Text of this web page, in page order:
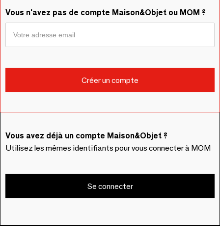
Vous n'avez pas de compte Maison&Objet ou MOM ?
Vous avez déjà un compte Maison&Objet ?
Utilisez les mêmes identifiants pour vous connecter à MOM
Se connecter